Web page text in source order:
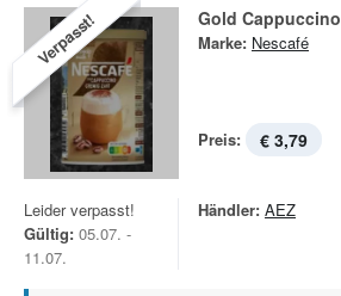
Verpasst! Gold Cappuccino
Marke: Nescafé
Preis: € 3,79
Leider verpasst!
Gültig: 05.07. -
11.07.
Händler: AEZ